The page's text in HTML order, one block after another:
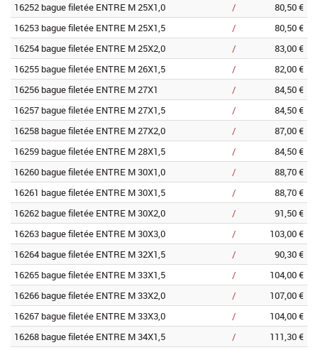
16252 bague filetée ENTRE M 25X1,0 /
80,50 €
16253 bague filetée ENTRE M 25X1,5
/
80,50 €
16254 bague filetée ENTRE M 25X2,0
/
83,00 €
16255 bague filetée ENTRE M 26X1,5
/
82,00 €
16256 bague filetée ENTRE M 27X1
/
84,50 €
16257 bague filetée ENTRE M 27X1,5
/
84,50 €
16258 bague filetée ENTRE M 27X2,0
/
87,00 €
16259 bague filetée ENTRE M 28X1,5
/
84,50 €
16260 bague filetée ENTRE M 30X1,0
/
88,70 €
16261 bague filetée ENTRE M 30X1,5
/
88,70 €
16262 bague filetée ENTRE M 30X2,0
/
91,50 €
16263 bague filetée ENTRE M 30X3,0
/
103,00 €
16264 bague filetée ENTRE M 32X1,5
/
90,30 €
16265 bague filetée ENTRE M 33X1,5
/
104,00 €
16266 bague filetée ENTRE M 33X2,0
/
107,00 €
16267 bague filetée ENTRE M 33X3,0
/
104,00 €
16268 bague filetée ENTRE M 34X1,5
/
111,30 €